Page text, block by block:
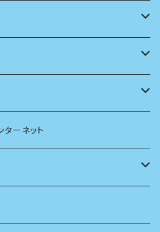
ターネット